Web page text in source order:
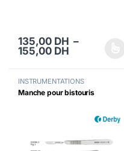
135,00 DH –
155,00 DHPlage de
Ce produit a plusieurs
INSTRUMENTATIONS
Manche pour bistouris